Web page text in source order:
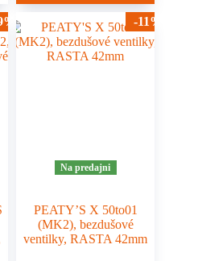
-11%
Na predajni
PEATY’S X 50to01
(MK2), bezdušové
ventilky, RASTA 42mm